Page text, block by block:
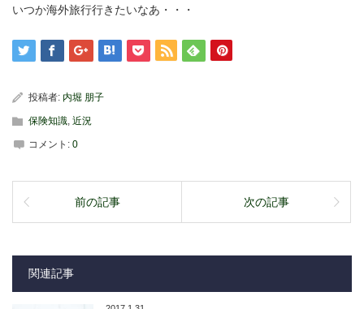
いつか海外旅行行きたいなあ・・・
投稿者: 内堀 朋子
保険知識 近況
コメント: 0
前の記事 次の記事
関連記事